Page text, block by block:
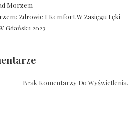
Morzem
Zdrowie I Komfort W Zasięgu Ręki
Gdańsku 2023
Brak Komentarzy Do Wyświetlenia.